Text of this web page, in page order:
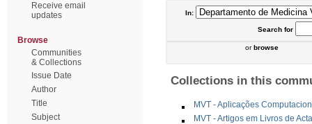
Receive email
updates
Browse
Communities
& Collections
Issue Date
Author
Title
Subject
In:
Searchfor
orbrowse
Collections in this
MVT - Aplicações
MVT - Artigos em Livros de